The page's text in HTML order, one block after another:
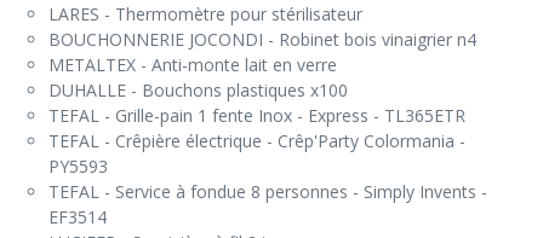
LARES - Thermomètre pour stérilisateur
BOUCHONNERIE JOCONDI - Robinet bois vinaigrier n4
METALTEX - Anti-monte lait en verre
DUHALLE - Bouchons plastiques x100
TEFAL - Grille-pain 1 fente Inox - Express - TL365ETR
TEFAL - Crêpière électrique - Crêp'Party Colormania -
PY5593
TEFAL - Service à fondue 8 personnes - Simply Invents -
EF3514